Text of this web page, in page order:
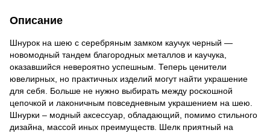
Описание
Шнурок на шею с серебряным замком каучук черный —
новомодный тандем благородных металлов и каучука,
оказавшийся невероятно успешным. Теперь ценители
ювелирных, но практичных изделий могут найти украшение
для себя. Больше не нужно выбирать между роскошной
цепочкой и лаконичным повседневным украшением на шею.
Шнурки – модный аксессуар, обладающий, помимо стильного
дизайна, массой иных преимуществ. Шелк приятный на